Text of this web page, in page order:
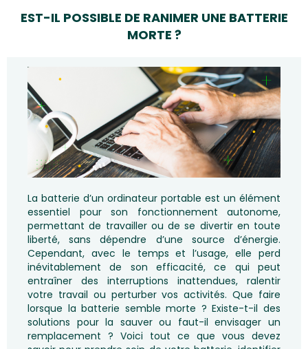
EST-IL POSSIBLE DE RANIMER UNE BATTERIE
MORTE ?
La batterie d’un ordinateur portable est un élément
essentiel pour son fonctionnement autonome,
permettant de travailler ou de se divertir en toute
liberté, sans dépendre d’une source d’énergie.
Cependant, avec le temps et l’usage, elle perd
inévitablement de son efficacité, ce qui peut
entraîner des interruptions inattendues, ralentir
votre travail ou perturber vos activités. Que faire
lorsque la batterie semble morte ? Existe-t-il des
solutions pour la sauver ou faut-il envisager un
remplacement ? Voici tout ce que vous devez